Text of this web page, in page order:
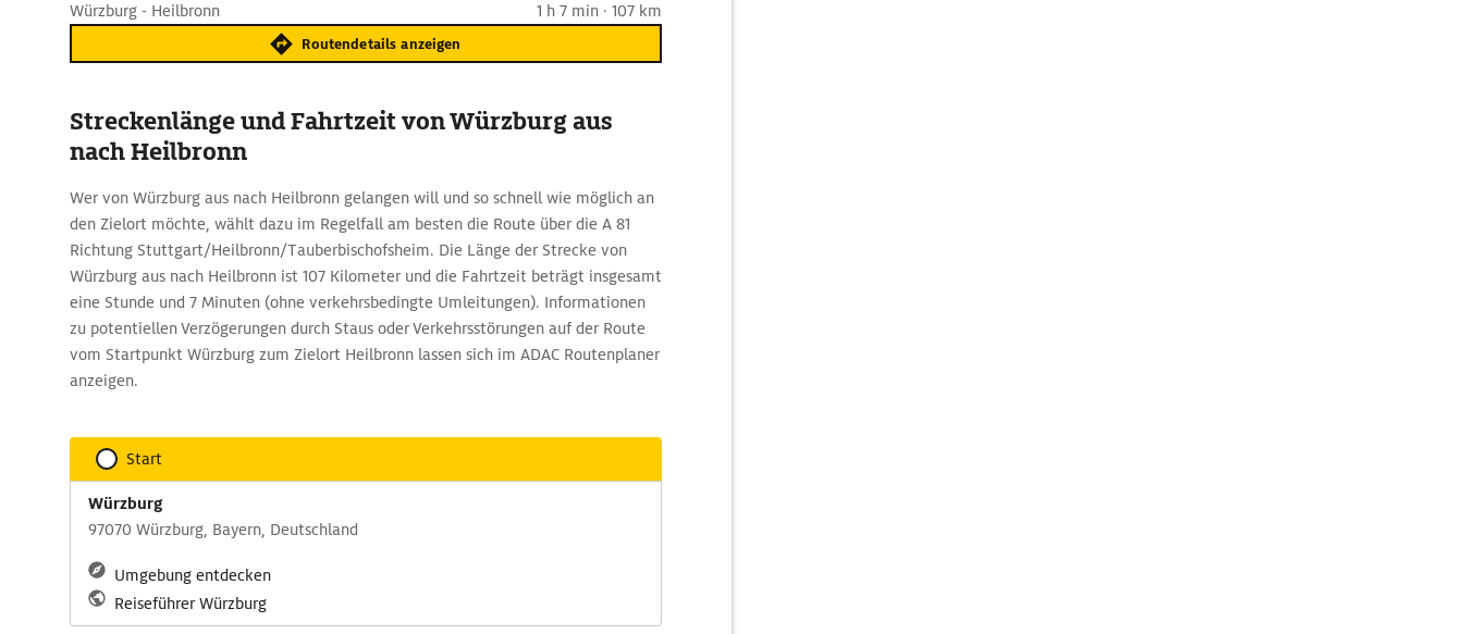
Würzburg - Heilbronn 1 h 7 min · 107 km
Routendetails anzeigen
Streckenlänge und Fahrtzeit von Würzburg aus
nach Heilbronn
Wer von Würzburg aus nach Heilbronn gelangen will und so schnell wie möglich an
den Zielort möchte, wählt dazu im Regelfall am besten die Route über die A 81
Richtung Stuttgart/Heilbronn/Tauberbischofsheim. Die Länge der Strecke von
Würzburg aus nach Heilbronn ist 107 Kilometer und die Fahrtzeit beträgt insgesamt
eine Stunde und 7 Minuten (ohne verkehrsbedingte Umleitungen). Informationen
zu potentiellen Verzögerungen durch Staus oder Verkehrsstörungen auf der Route
vom Startpunkt Würzburg zum Zielort Heilbronn lassen sich im ADAC Routenplaner
anzeigen.
Start
Würzburg
97070 Würzburg, Bayern, Deutschland
Umgebung entdecken
Reiseführer Würzburg